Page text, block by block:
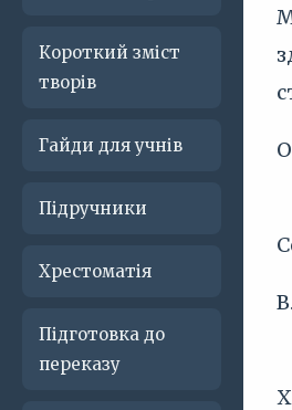
Короткий зміст
творів
Гайди для учнів
Підручники
Хрестоматія
Підготовка до
переказу